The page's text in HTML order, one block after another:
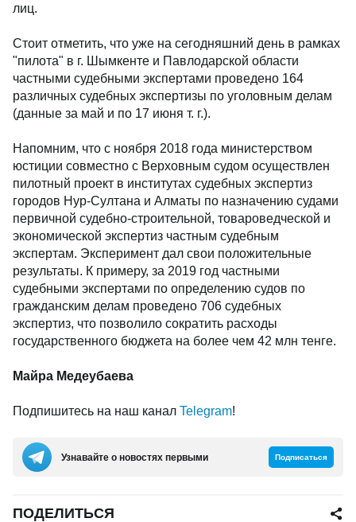
лиц.
Стоит отметить, что уже на сегодняшний день в рамках
"пилота" в г. Шымкенте и Павлодарской области
частными судебными экспертами проведено 164
различных судебных экспертизы по уголовным делам
(данные за май и по 17 июня т. г.).
Напомним, что с ноября 2018 года министерством
юстиции совместно с Верховным судом осуществлен
пилотный проект в институтах судебных экспертиз
городов Нур-Султана и Алматы по назначению судами
первичной судебно-строительной, товароведческой и
экономической экспертиз частным судебным
экспертам. Эксперимент дал свои положительные
результаты. К примеру, за 2019 год частными
судебными экспертами по определению судов по
гражданским делам проведено 706 судебных
экспертиз, что позволило сократить расходы
государственного бюджета на более чем 42 млн тенге.
Майра Медеубаева
Подпишитесь на наш канал Telegram!
Узнавайте о новостях первыми Подписаться
ПОДЕЛИТЬСЯ